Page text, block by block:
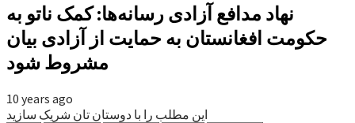
نهاد مدافع آزادی رسانه‌ها: کمک ناتو به
حکومت افغانستان به حمایت از آزادی بیان
مشروط شود
10 years ago
این مطلب را با دوستان تان شریک سازید